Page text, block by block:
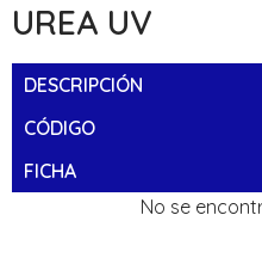
UREA UV
DESCRIPCIÓN
CÓDIGO
FICHA
No se